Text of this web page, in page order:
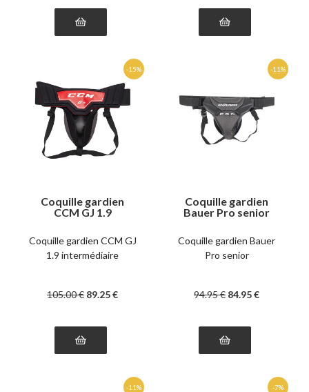
Coquille gardien
CCM GJ 1.9
Coquille gardien CCM GJ
1.9 intermédiaire
105.00€ 89.25€
Coquille gardien
Bauer Pro senior
Coquille gardien Bauer
Pro senior
94.95€ 84.95€